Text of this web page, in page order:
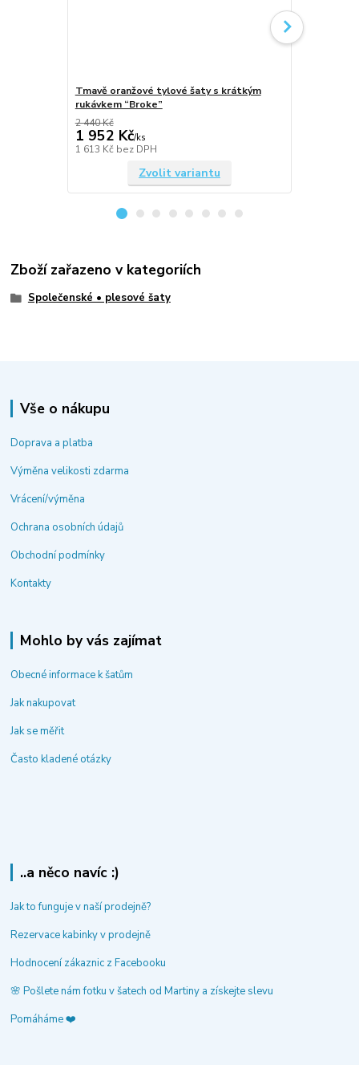
Tmavě oranžové tylové šaty s krátkým
rukávkem “Broke”
2 440 Kč
1 952 Kč/ks
1 613 Kč bez DPH
Zvolit variantu
Zboží zařazeno v kategoriích
Společenské • plesové šaty
Vše o nákupu
Doprava a platba
Výměna velikosti zdarma
Vrácení/výměna
Ochrana osobních údajů
Obchodní podmínky
Kontakty
Mohlo by vás zajímat
Obecné informace k šatům
Jak nakupovat
Jak se měřit
Často kladené otázky
..a něco navíc :)
Jak to funguje v naší prodejně?
Rezervace kabinky v prodejně
Hodnocení zákaznic z Facebooku
🌸 Pošlete nám fotku v šatech od Martiny a získejte slevu
Pomáháme ❤️